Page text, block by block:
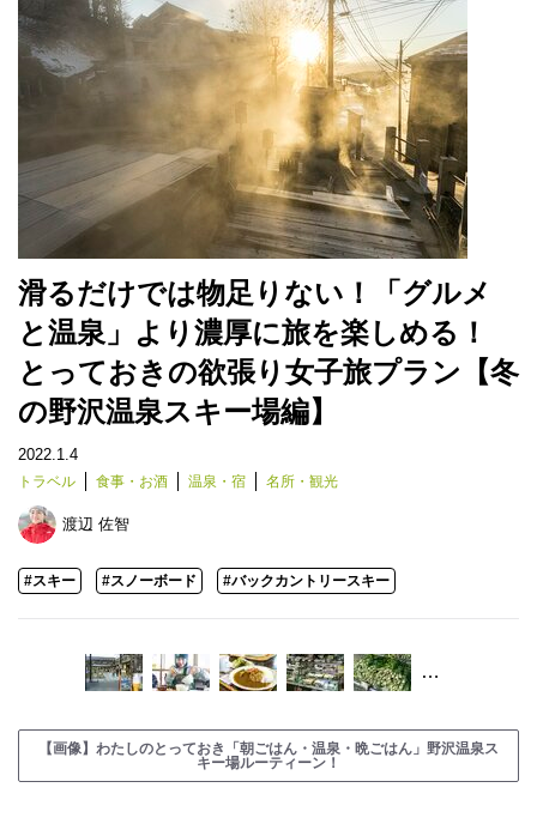
滑るだけでは物足りない！「グルメ
と温泉」より濃厚に旅を楽しめる！
とっておきの欲張り女子旅プラン【冬
の野沢温泉スキー場編】
2022.1.4
トラベル 食事・お酒 温泉・宿 名所・観光
渡辺 佐智
#スキー #スノーボード #バックカントリースキー
…
【画像】わたしのとっておき「朝ごはん・温泉・晩ごはん」野沢温泉ス
キー場ルーティーン！